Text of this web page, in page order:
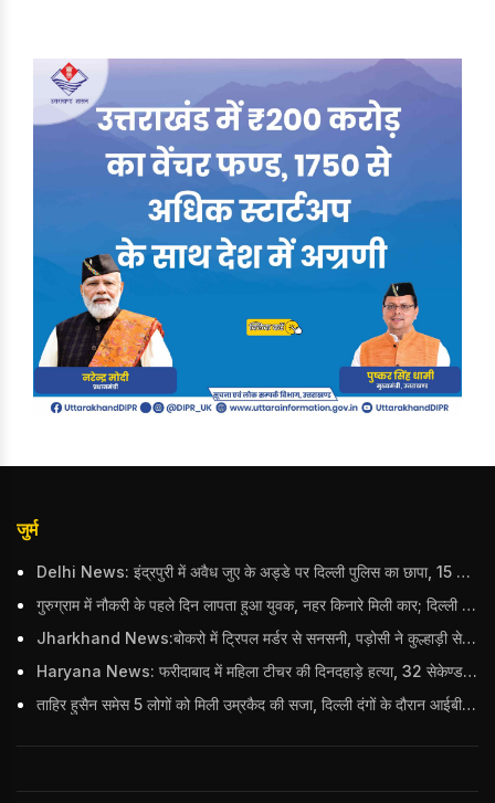
जुर्म
Delhi News: इंद्रपुरी में अवैध जुए के अड्डे पर दिल्ली पुलिस का छापा, 15 जुआरियों को पकड़ा; ₹3.61 लाख नकद और अन्य सामान बरामद
गुरुग्राम में नौकरी के पहले दिन लापता हुआ युवक, नहर किनारे मिली कार; दिल्ली पुलिस ने दर्ज की FIR
Jharkhand News:बोकरो में ट्रिपल मर्डर से सनसनी, पड़ोसी ने कुल्हाड़ी से पति-पत्नी और बहु की हत्या की
Haryana News: फरीदाबाद में महिला टीचर की दिनदहाड़े हत्या, 32 सेकेण्ड में 34 बार किया वार
ताहिर हुसैन समेस 5 लोगों को मिली उम्रकैद की सजा, दिल्ली दंगों के दौरान आईबी अधिकारी का किया था कत्ल